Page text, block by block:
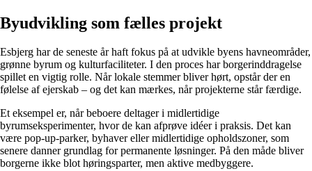
Byudvikling som fælles projekt
Esbjerg har de seneste år haft fokus på at udvikle byens havneområder,
grønne byrum og kulturfaciliteter. I den proces har borgerinddragelse
spillet en vigtig rolle. Når lokale stemmer bliver hørt, opstår der en
følelse af ejerskab – og det kan mærkes, når projekterne står færdige.
Et eksempel er, når beboere deltager i midlertidige
byrumseksperimenter, hvor de kan afprøve idéer i praksis. Det kan
være pop-up-parker, byhaver eller midlertidige opholdszoner, som
senere danner grundlag for permanente løsninger. På den måde bliver
borgerne ikke blot høringsparter, men aktive medbyggere.